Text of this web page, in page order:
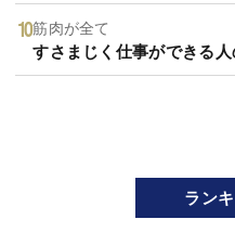
筋肉が全て
すさまじく仕事ができる
ラン